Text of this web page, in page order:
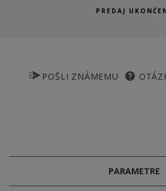
PREDAJ
POŠLI ZNÁMEMU
PARAMETRE